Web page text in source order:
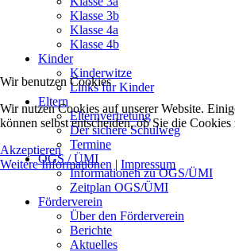
Klasse 3b
Klasse 4a
Klasse 4b
Kinder
Kinderwitze
Links für Kinder
Eltern
Elternvertretung
Der sichere Schulweg
Termine
OGS / ÜMI
Informationen zu OGS/ÜMI
Zeitplan OGS/ÜMI
Förderverein
Über den Förderverein
Berichte
Aktuelles
Wir benutzen Cookies
Wir nutzen Cookies auf unserer Website.
können selbst entscheiden, ob Sie die
Akzeptieren
Weitere Informationen | Impressum